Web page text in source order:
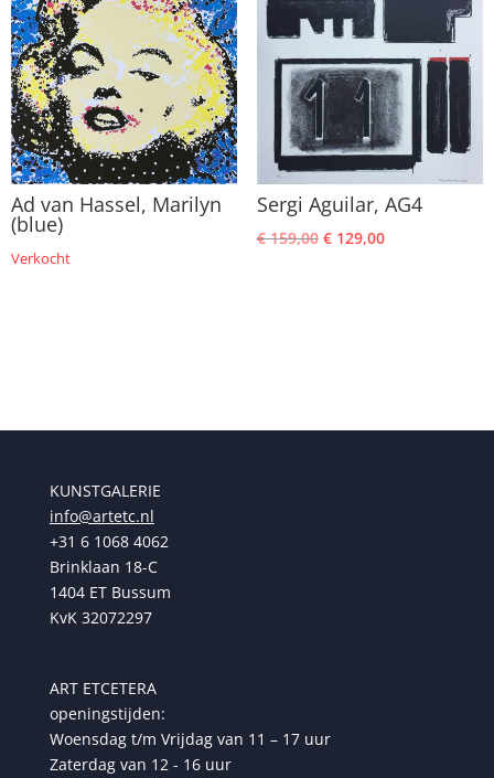
Ad van Hassel, Marilyn
(blue)
Verkocht
Sergi Aguilar, AG4
€159,00 Oorspronkelijke
€129,00Huidige
KUNSTGALERIE
info@artetc.nl
+31 6 1068 4062
Brinklaan 18-C
1404 ET Bussum
KvK 32072297
ART ETCETERA
openingstijden:
Woensdag t/m Vrijdag van 11 – 17 uur
Zaterdag van 12 - 16 uur